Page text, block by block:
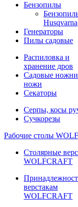
Бензопилы
Husqvarna
Генераторы
Пилы садовые
Распиловка и
хранение дров
Садовые
ножи
Секаторы
Серпы, косы
Сучкорезы
Рабочие столы
Столярные
WOLFCRAFT
верстакам
WOLFCRAFT